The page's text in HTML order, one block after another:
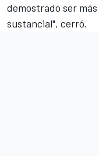
demostrado ser
sustancial", cerró.